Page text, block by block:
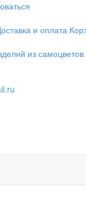
и оплата